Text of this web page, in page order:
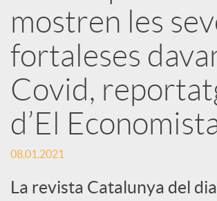
x
e
s
S
mostren les
fortaleses
Covid,
d’El
08.01.2021
La revista Catalunya del